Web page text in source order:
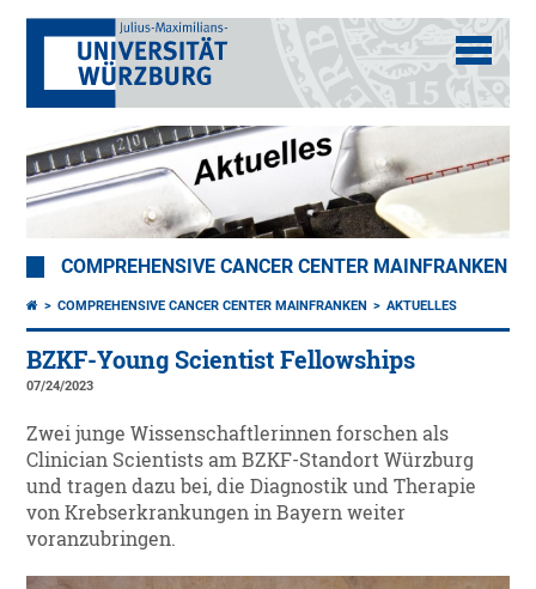
COMPREHENSIVE CANCER CENTER MAINFRANKEN
COMPREHENSIVE CANCER CENTER MAINFRANKEN AKTUELLES
BZKF-Young Scientist Fellowships
07/24/2023
Zwei junge Wissenschaftlerinnen forschen als
Clinician Scientists am BZKF-Standort Würzburg
und tragen dazu bei, die Diagnostik und Therapie
von Krebserkrankungen in Bayern weiter
voranzubringen.